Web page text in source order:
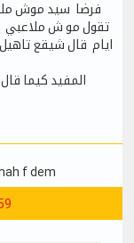
فرضا سيد موش
تقول مو ش ملاعبي
ايام قال شيقع تاهيل
المفيد كيما
f dem